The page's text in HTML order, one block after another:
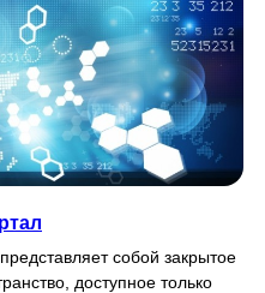
собой закрытое
доступное только